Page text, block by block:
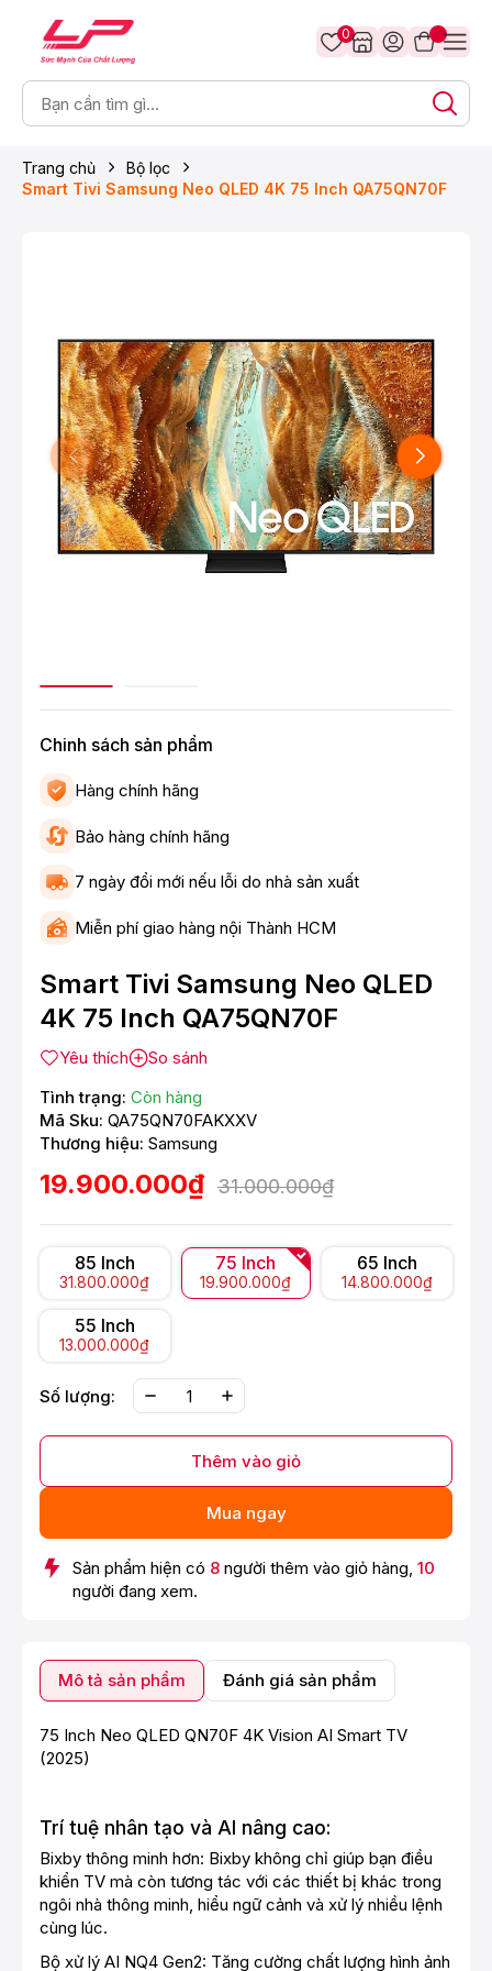
0
Trang chủ
Bộ lọc
Smart Tivi Samsung Neo QLED 4K 75 Inch QA75QN70F
Chinh sách sản phẩm
Hàng chính hãng
Bảo hàng chính hãng
7 ngày đổi mới nếu lỗi do nhà sản xuất
Miễn phí giao hàng nội Thành HCM
Smart Tivi Samsung Neo QLED
4K 75 Inch QA75QN70F
Yêu thích
So sánh
Tình trạng: Còn hàng
Mã Sku: QA75QN70FAKXXV
Thương hiệu: Samsung
19.900.000₫ 31.000.000₫
85 Inch
31.800.000₫
75 Inch
19.900.000₫
65 Inch
14.800.000₫
55 Inch
13.000.000₫
Số lượng:
Thêm vào giỏ
Mua ngay
Sản phẩm hiện có 8 người thêm vào giỏ hàng, 10
người đang xem.
Mô tả sản phẩm Đánh giá sản phẩm
75 Inch Neo QLED QN70F 4K Vision AI Smart TV
(2025)
Trí tuệ nhân tạo và AI nâng cao:
Bixby thông minh hơn: Bixby không chỉ giúp bạn điều
khiển TV mà còn tương tác với các thiết bị khác trong
ngôi nhà thông minh, hiểu ngữ cảnh và xử lý nhiều lệnh
cùng lúc.
Bộ xử lý AI NQ4 Gen2: Tăng cường chất lượng hình ảnh